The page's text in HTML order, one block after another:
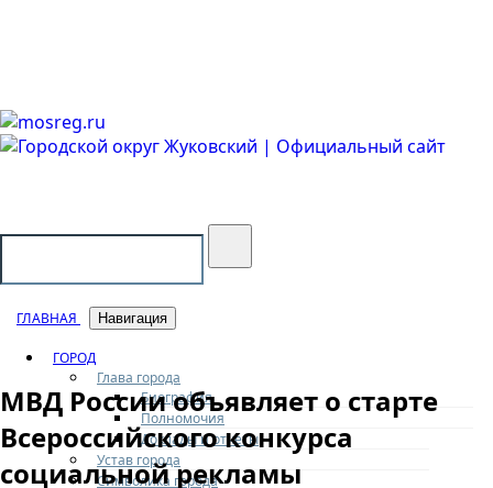
ГЛАВНАЯ Навигация
ГОРОД
Глава города
Биография
Полномочия
Доклады и отчеты
Устав города
Символика города
МВД России объявляет о старте
Всероссийского конкурса
социальной рекламы